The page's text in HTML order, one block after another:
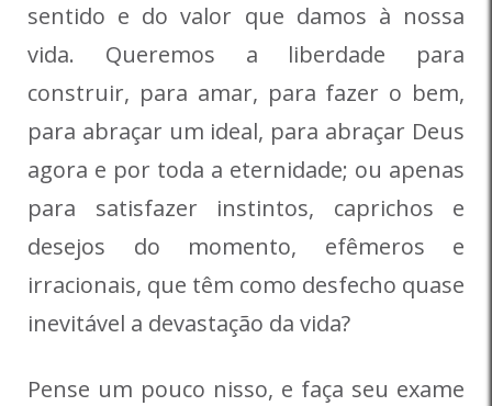
sentido e do valor que damos à nossa
vida. Queremos a liberdade para
construir, para amar, para fazer o bem,
para abraçar um ideal, para abraçar Deus
agora e por toda a eternidade; ou apenas
para satisfazer instintos, caprichos e
desejos do momento, efêmeros e
irracionais, que têm como desfecho quase
inevitável a devastação da vida?
Pense um pouco nisso, e faça seu exame